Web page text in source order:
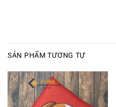
SẢN PHẨM TƯƠNG TỰ